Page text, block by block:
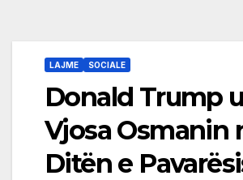
LAJME SOCIALE
Donald Trump
Vjosa Osmanin
Ditën e